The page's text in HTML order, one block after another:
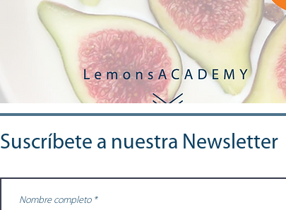
Suscríbete a nuestra Newsletter